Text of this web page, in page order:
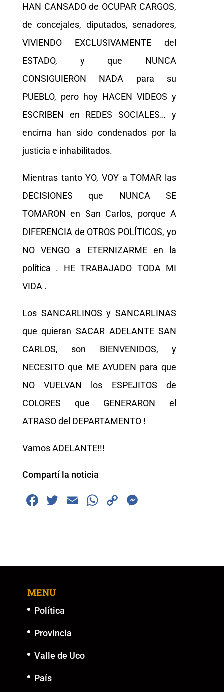
HAN CANSADO de OCUPAR CARGOS,
de concejales, diputados, senadores,
VIVIENDO EXCLUSIVAMENTE del
ESTADO, y que NUNCA
CONSIGUIERON NADA para su
PUEBLO, pero hoy HACEN VIDEOS y
ESCRIBEN en REDES SOCIALES… y
encima han sido condenados por la
justicia e inhabilitados.
Mientras tanto YO, VOY a TOMAR las
DECISIONES que NUNCA SE
TOMARON en San Carlos, porque A
DIFERENCIA de OTROS POLÍTICOS, yo
NO VENGO a ETERNIZARME en la
política . HE TRABAJADO TODA MI
VIDA .
Los SANCARLINOS y SANCARLINAS
que quieran SACAR ADELANTE SAN
CARLOS, son BIENVENIDOS, y
NECESITO que ME AYUDEN para que
NO VUELVAN los ESPEJITOS de
COLORES que GENERARON el
ATRASO del DEPARTAMENTO !
Vamos ADELANTE!!!
Compartí la noticia
F
b
o
k
T
E
W
A
C
Li n
MENU
Política
Provincia
Valle de Uco
País